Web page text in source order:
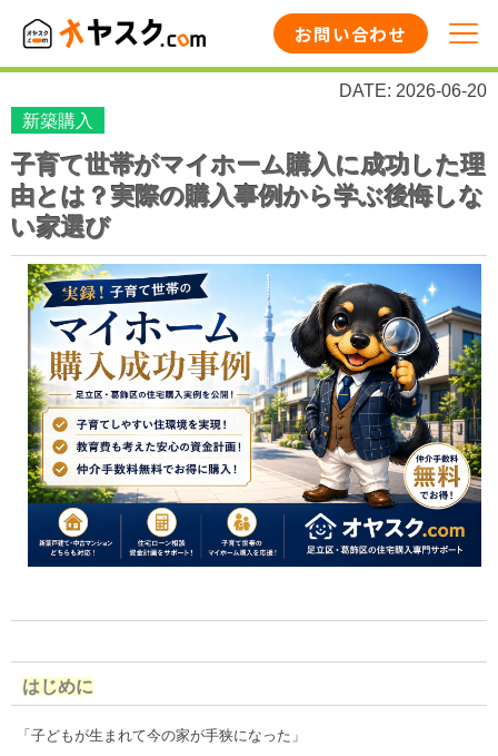
お問い合わせ
DATE: 2026-06-20
新築購入
子育て世帯がマイホーム購入に成功した理
由とは？実際の購入事例から学ぶ後悔しな
い家選び
はじめに
「子どもが生まれて今の家が手狭になった」